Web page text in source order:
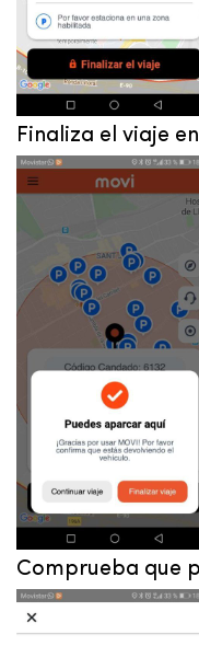
Finaliza el viaje
Comprueba que